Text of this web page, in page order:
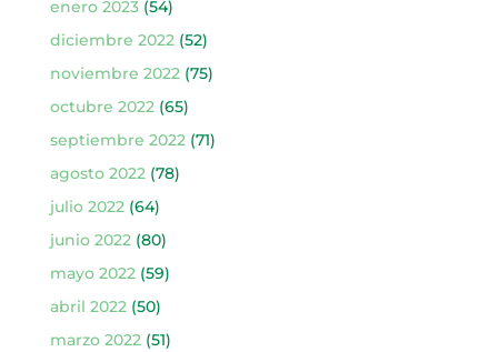
enero 2023(54)
diciembre 2022 (52)
noviembre 2022 (75)
octubre 2022 (65)
septiembre 2022 (71)
agosto 2022 (78)
julio 2022 (64)
junio 2022 (80)
mayo 2022 (59)
abril 2022 (50)
marzo 2022 (51)